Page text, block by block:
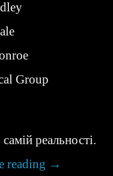
Group
реальності.
reading →